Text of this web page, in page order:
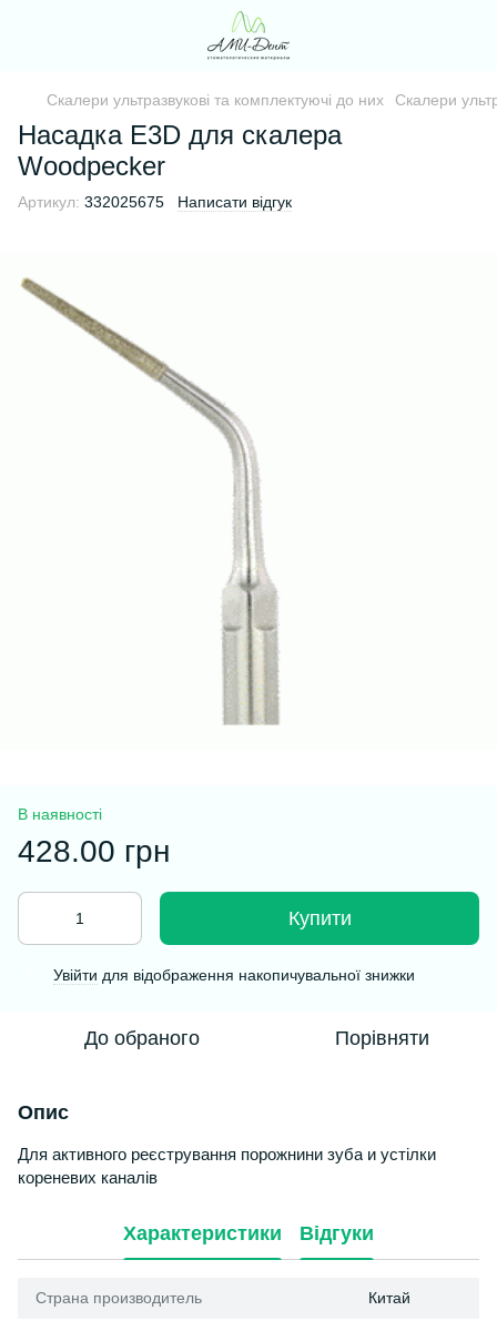
Скалери ультразвукові та комплектуючі до них Скалери
Насадка E3D для скалера
Woodpecker
Артикул: 332025675 Написати відгук
В наявності
428.00 грн
Купити
Увійти для відображення накопичувальної знижки
До обраного Порівняти
Опис
Для активного реєстрування порожнини зуба и устілки
кореневих каналів
Характеристики Відгуки
Страна производитель Китай